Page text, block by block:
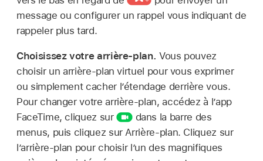
message ou configurer un rappel vous indiquant de
rappeler plus tard.
Choisissez votre arrière-plan. Vous pouvez
choisir un arrière-plan virtuel pour vous exprimer
ou simplement cacher l’étendage derrière vous.
Pour changer votre arrière-plan, accédez à l’app
FaceTime, cliquez sur
dans la barre des
menus, puis cliquez sur Arrière-plan. Cliquez sur
l’arrière-plan pour choisir l’un des magnifiques